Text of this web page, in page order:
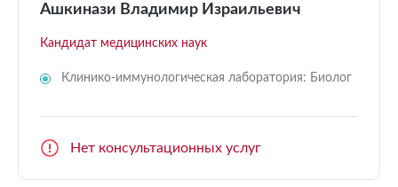
Ашкинази Владимир Израильевич
Кандидат медицинских наук
Клинико-иммунологическая лаборатория: Биолог
Нет консультационных услуг